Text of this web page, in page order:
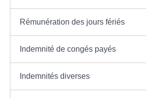
Rémunération des jours fériés
Indemnité de congés payés
Indemnités diverses